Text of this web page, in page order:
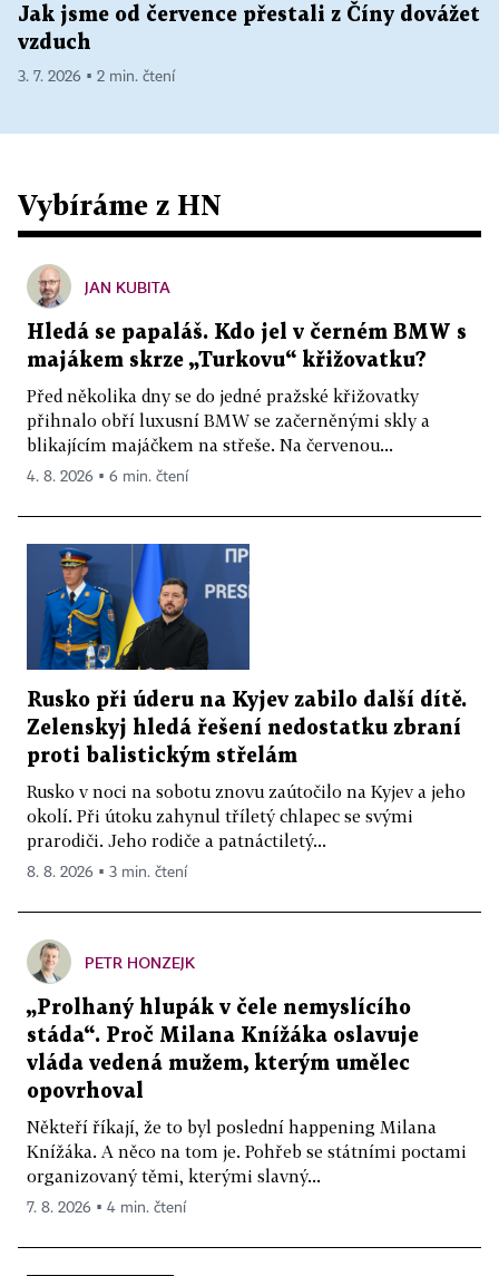
Jak jsme od července přestali z Číny dovážet
vzduch
3. 7. 2026 ▪ 2 min. čtení
Vybíráme z HN
JAN KUBITA
Hledá se papaláš. Kdo jel v černém BMW s
majákem skrze „Turkovu“ křižovatku?
Před několika dny se do jedné pražské křižovatky
přihnalo obří luxusní BMW se začerněnými skly a
blikajícím majáčkem na střeše. Na červenou...
4. 8. 2026 ▪ 6 min. čtení
Rusko při úderu na Kyjev zabilo další dítě.
Zelenskyj hledá řešení nedostatku zbraní
proti balistickým střelám
Rusko v noci na sobotu znovu zaútočilo na Kyjev a jeho
okolí. Při útoku zahynul tříletý chlapec se svými
prarodiči. Jeho rodiče a patnáctiletý...
8. 8. 2026 ▪ 3 min. čtení
PETR HONZEJK
„Prolhaný hlupák v čele nemyslícího
stáda“. Proč Milana Knížáka oslavuje
vláda vedená mužem, kterým umělec
opovrhoval
Někteří říkají, že to byl poslední happening Milana
Knížáka. A něco na tom je. Pohřeb se státními poctami
organizovaný těmi, kterými slavný...
7. 8. 2026 ▪ 4 min. čtení